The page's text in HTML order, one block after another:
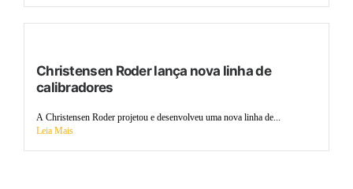
Christensen Roder lança nova linha de
calibradores
A Christensen Roder projetou e desenvolveu uma nova linha de...
Leia Mais